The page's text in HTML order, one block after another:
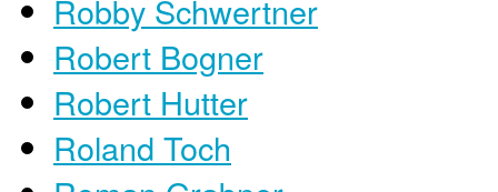
Robby Schwertner
Robert Bogner
Robert Hutter
Roland Toch